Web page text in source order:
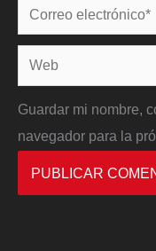
Correo
electrónico*
Web
Guardar mi nombre,
navegador para la